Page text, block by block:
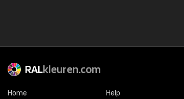
RALkleuren.com
Home Help